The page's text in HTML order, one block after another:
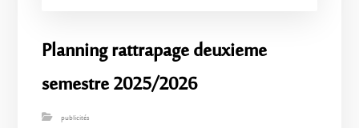
Planning rattrapage deuxieme
semestre 2025/2026
publicités